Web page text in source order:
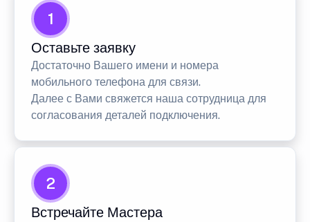
1
Оставьте заявку
Достаточно Вашего имени и номера
мобильного телефона для связи.
Далее с Вами свяжется наша сотрудница для
согласования деталей подключения.
2
Встречайте Мастера